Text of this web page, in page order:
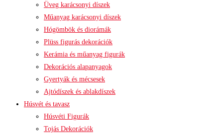
Üveg karácsonyi díszek
Műanyag karácsonyi díszek
Hógömbök és diorámák
Plüss figurás dekorációk
Kerámia és műanyag figurák
Dekorációs alapanyagok
Gyertyák és mécsesek
Ajtódíszek és ablakdíszek
Húsvét és tavasz
Húsvéti Figurák
Tojás Dekorációk